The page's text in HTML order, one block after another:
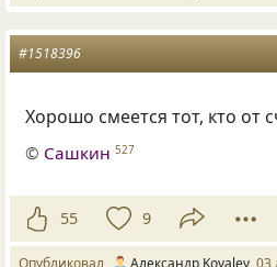
#1518396
Хорошо смеется тот, кто от
© Сашкин 527
55 9
Опубликовал Александр Kovalev 03